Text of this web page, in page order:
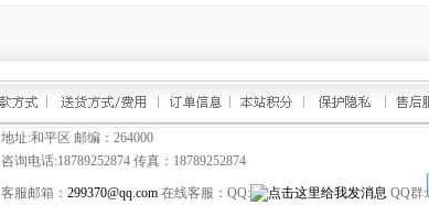
地址:和平区 邮编：264000
咨询电话:18789252874 传真：18789252874
客服邮箱： 299370@qq.com 在线客服： QQ: QQ群: